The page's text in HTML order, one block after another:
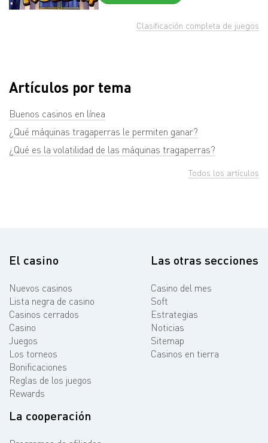
Clasificación completa de juegos
Artículos por tema
Buenos casinos en línea
¿Qué máquinas tragaperras le permiten ganar?
¿Qué es la volatilidad de las máquinas tragaperras?
Todos los artículos
El casino
Nuevos casinos
Lista negra de casino
Casinos cerrados
Casino
Juegos
Los torneos
Bonificaciones
Reglas de los juegos
Rewards
Las otras secciones
Casino del mes
Soft
Estrategias
Noticias
Sitemap
Casinos en tierra
La cooperación